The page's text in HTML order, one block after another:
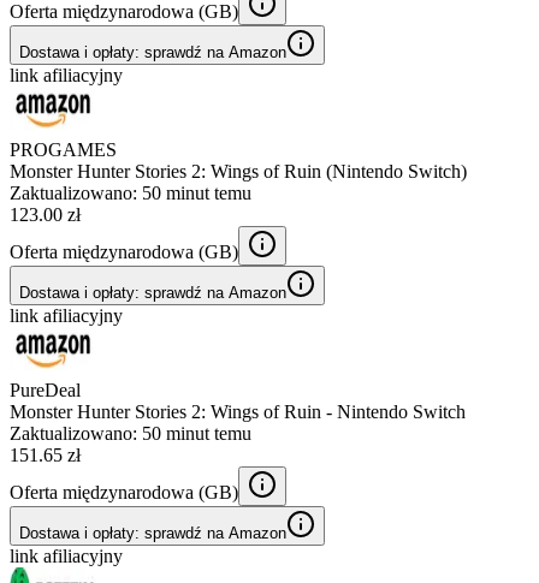
Oferta międzynarodowa (GB)
Dostawa i opłaty: sprawdź na Amazon
link afiliacyjny
PROGAMES
Monster Hunter Stories 2: Wings of Ruin (Nintendo Switch)
Zaktualizowano: 50 minut temu
123.00 zł
Oferta międzynarodowa (GB)
Dostawa i opłaty: sprawdź na Amazon
link afiliacyjny
PureDeal
Monster Hunter Stories 2: Wings of Ruin - Nintendo Switch
Zaktualizowano: 50 minut temu
151.65 zł
Oferta międzynarodowa (GB)
Dostawa i opłaty: sprawdź na Amazon
link afiliacyjny